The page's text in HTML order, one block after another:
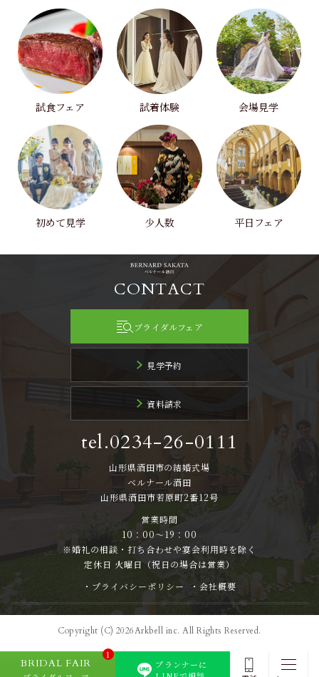
試食フェア 試着体験 会場見学
初めて見学 少人数 平日フェア
CONTACT
ブライダルフェア
見学予約
資料請求
tel.0234-26-0111
山形県酒田市の結婚式場
ベルナール酒田
山形県酒田市若原町2番12号
営業時間
10：00～19：00
※婚礼の相談・打ち合わせや宴会利用時を除く
定休日 火曜日（祝日の場合は営業）
・プライバシーポリシー
・会社概要
Copyright (C) 2026Arkbell inc. All Rights Reserved.
BRIDAL FAIR
1
プランナーに